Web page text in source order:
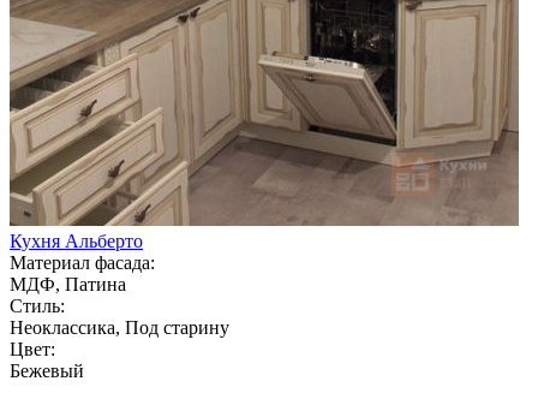
Кухня Альберто
Материал фасада:
МДФ, Патина
Стиль:
Неоклассика, Под старину
Цвет:
Бежевый